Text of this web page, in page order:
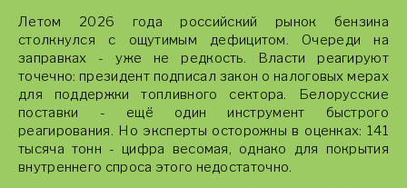
Летом 2026 года российский рынок бензина
столкнулся с ощутимым дефицитом. Очереди на
заправках - уже не редкость. Власти реагируют
точечно: президент подписал закон о налоговых мерах
для поддержки топливного сектора. Белорусские
поставки - ещё один инструмент быстрого
реагирования. Но эксперты осторожны в оценках: 141
тысяча тонн - цифра весомая, однако для покрытия
внутреннего спроса этого недостаточно.